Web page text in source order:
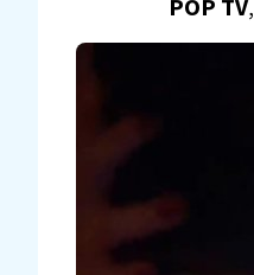
POP TV,